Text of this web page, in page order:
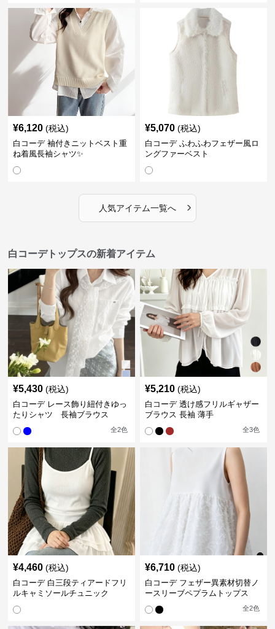
¥6,120 (税込)
白コーデ 袖付きニットベスト重
ね着風長袖シャツ✨
¥5,070 (税込)
白コーデ ふわふわフェザー風ロ
ングファーベスト
人気アイテム一覧へ ›
白コーデトップスの新着アイテム
¥5,430 (税込)
白コーデ レース飾り紐付きゆっ
たりシャツ 長袖ブラウス
全2色
¥5,210 (税込)
白コーデ 透け感フリルギャザー
ブラウス 長袖 薄手
全3色
¥4,460 (税込)
白コーデ 白三段ティアードフリ
ルキャミソールチュニック
¥6,710 (税込)
白コーデ フェザー異素材切替ノ
ースリーブペプラムトップス
全2色